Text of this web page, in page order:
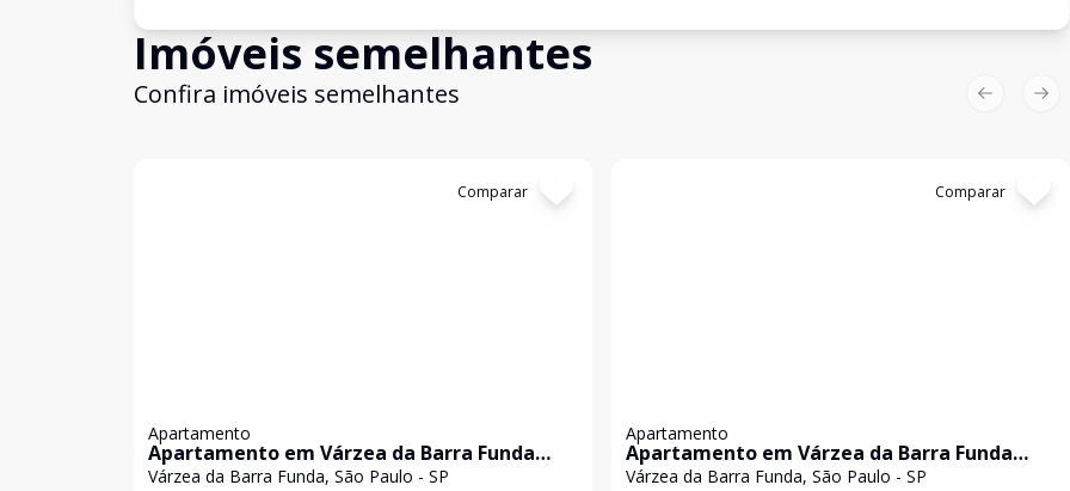
Imóveis semelhantes
Confira imóveis semelhantes
Comparar
Apartamento
Apartamento em Várzea da Barra Funda
com 62m²
Várzea da Barra Funda, São Paulo - SP
Comparar
Apartamento
Apartamento em Várzea da Barra Funda
com 32m²
Várzea da Barra Funda, São Paulo - SP
Previous